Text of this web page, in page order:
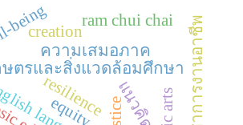
ษตรและสิ่งแวดล้อมศึกษา
resilience
equity
ความเสมอภาค วิชาการงานอาชีพ
แนวคิด
creation
ram chui chai